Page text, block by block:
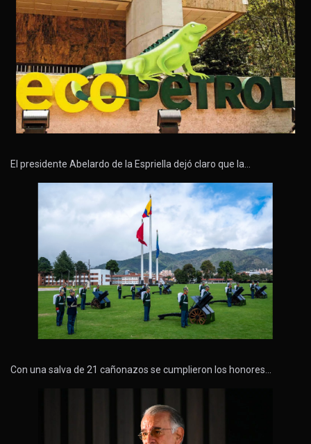
El presidente Abelardo de la Espriella dejó claro que la…
Con una salva de 21 cañonazos se cumplieron los honores…